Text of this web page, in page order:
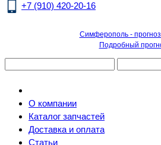
+7 (910) 420-20-16
Симферополь -
Подробный
О компании
Каталог запчастей
Доставка и оплата
Статьи